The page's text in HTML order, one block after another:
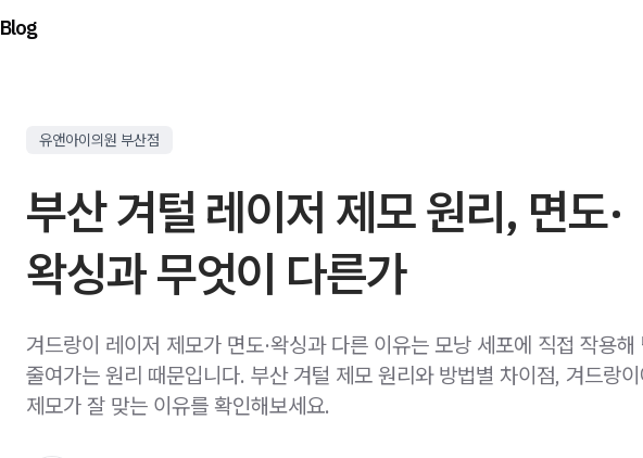
Blog
유앤아이의원 부산점
부산 겨털 레이저 제모 원리, 면도·
왁싱과 무엇이 다른가
겨드랑이 레이저 제모가 면도·왁싱과 다른 이유는 모낭 세포에 직접 작용
줄여가는 원리 때문입니다. 부산 겨털 제모 원리와 방법별 차이점, 겨드랑
제모가 잘 맞는 이유를 확인해보세요.